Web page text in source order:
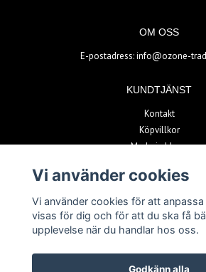
OM OSS
E-postadress:info@ozone-
KUNDTJÄNST
Kontakt
Köpvillkor
Madrain blogg
Vi använder cookies
Vi använder cookies för att
visas för dig och för att du ska få
upplevelse när du handlar hos oss.
Godkänn alla